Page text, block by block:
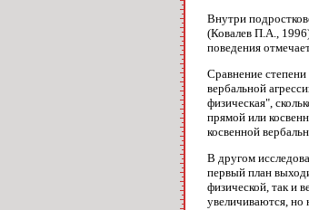
Внутри
(Ковалев П.А.,
поведения
Сравнение
вербальной
физическая",
прямой или
косвенной
В другом
первый план
физической, так и
увеличиваются, но